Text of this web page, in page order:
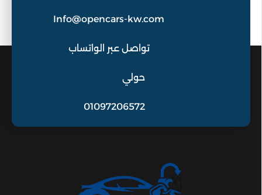
Info@opencars-kw.com
تواصل عبر الواتساب
حولي
01097206572